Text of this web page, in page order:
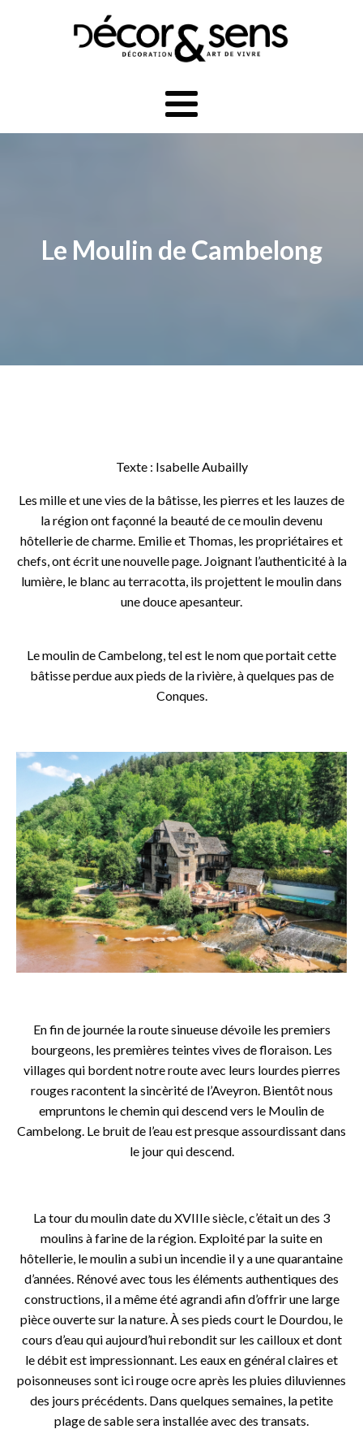
Le Moulin de Cambelong
Texte : Isabelle Aubailly
Les mille et une vies de la bâtisse, les pierres et les lauzes de
la région ont façonné la beauté de ce moulin devenu
hôtellerie de charme. Emilie et Thomas, les propriétaires et
chefs, ont écrit une nouvelle page. Joignant l’authenticité à la
lumière, le blanc au terracotta, ils projettent le moulin dans
une douce apesanteur.
Le moulin de Cambelong, tel est le nom que portait cette
bâtisse perdue aux pieds de la rivière, à quelques pas de
Conques.
En fin de journée la route sinueuse dévoile les premiers
bourgeons, les premières teintes vives de floraison. Les
villages qui bordent notre route avec leurs lourdes pierres
rouges racontent la sincèrité de l’Aveyron. Bientôt nous
empruntons le chemin qui descend vers le Moulin de
Cambelong. Le bruit de l’eau est presque assourdissant dans
le jour qui descend.
La tour du moulin date du XVIIIe siècle, c’était un des 3
moulins à farine de la région. Exploité par la suite en
hôtellerie, le moulin a subi un incendie il y a une quarantaine
d’années. Rénové avec tous les éléments authentiques des
constructions, il a même été agrandi afin d’offrir une large
pièce ouverte sur la nature. À ses pieds court le Dourdou, le
cours d’eau qui aujourd’hui rebondit sur les cailloux et dont
le débit est impressionnant. Les eaux en général claires et
poisonneuses sont ici rouge ocre après les pluies diluviennes
des jours précédents. Dans quelques semaines, la petite
plage de sable sera installée avec des transats.